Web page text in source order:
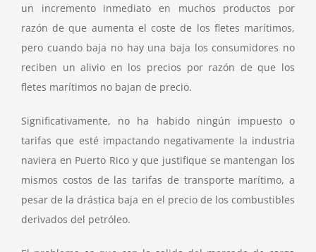
un incremento inmediato en muchos productos por
razón de que aumenta el coste de los fletes marítimos,
pero cuando baja no hay una baja los consumidores no
reciben un alivio en los precios por razón de que los
fletes marítimos no bajan de precio.
Significativamente, no ha habido ningún impuesto o
tarifas que esté impactando negativamente la industria
naviera en Puerto Rico y que justifique se mantengan los
mismos costos de las tarifas de transporte marítimo, a
pesar de la drástica baja en el precio de los combustibles
derivados del petróleo.